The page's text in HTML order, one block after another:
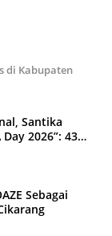
di Kabupaten
Santika
2026”: 43
Sebagai